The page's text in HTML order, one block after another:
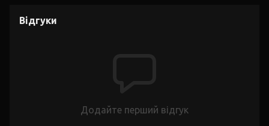
Відгуки
Додайте перший відгук